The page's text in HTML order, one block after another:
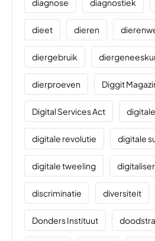
diagnose diagnostiek
dieet dieren
diergebruik
dierproeven Diggit
Digital Services Act
digitale revolutie digitale
digitale tweeling
discriminatie diversiteit
Donders Instituut